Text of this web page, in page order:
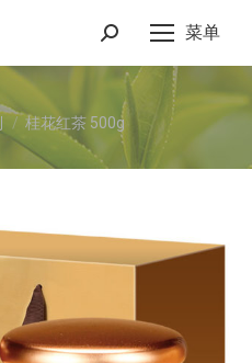
菜单
Search:
桂花红茶 500g